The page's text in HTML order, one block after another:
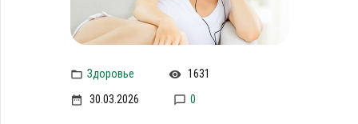
Здоровье 1631
30.03.2026 0